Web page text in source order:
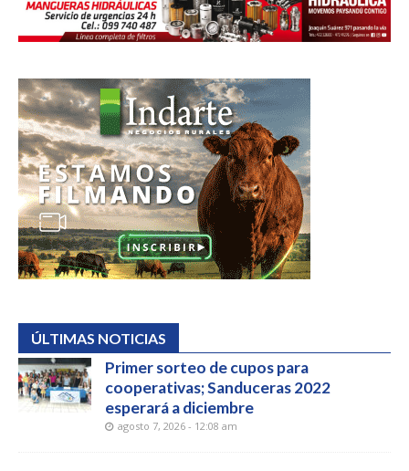
ÚLTIMAS NOTICIAS
Primer sorteo de cupos para
cooperativas; Sanduceras 2022
esperará a diciembre
agosto 7, 2026 - 12:08 am